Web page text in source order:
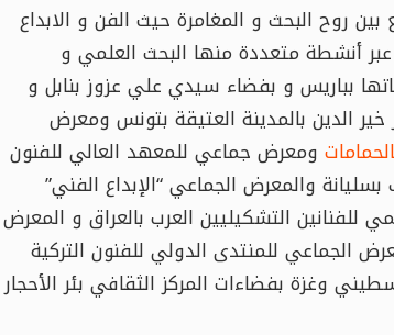
روح البحث و المغامرة حيث الفن و الابداع
أنشطة متعددة منها البحث العلمي و
معرضا لإنتاجاتها بباريس و بفضاء سيدي علي عزوز بنابل و
الدين بالمدينة العتيقة بتونس ومعرض
الحمامات ومعرض جماعي للمعهد العالي للفنون
والمعرض الجماعي “الإبداع الفني”
للفنانين التشكيليين العرب بالعراق و المعرض
الجماعي للمنتدى الدولي للفنون التركية
وغزة بفضاءات المركز الثقافي بئر الأحجار